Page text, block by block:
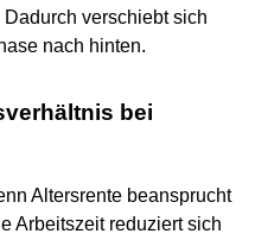
verschiebt sich
nach hinten.
bei
Altersrente beansprucht
Arbeitszeit reduziert sich